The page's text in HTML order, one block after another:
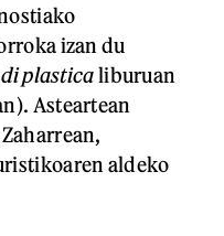
izan du
plasticaliburuan
Asteartean
aldeko